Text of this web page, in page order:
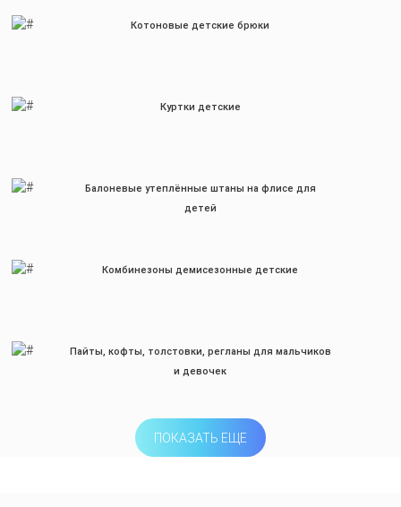
Котоновые детские брюки
Куртки детские
Балоневые утеплённые штаны на флисе для
детей
Комбинезоны демисезонные детские
Пайты, кофты, толстовки, регланы для мальчиков
и девочек
ПОКАЗАТЬ ЕЩЕ